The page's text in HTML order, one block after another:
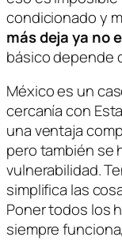
condicionado y
más deja ya no
básico depende
México es un
cercanía con
una ventaja
pero también se
vulnerabilidad.
simplifica las
Poner todos los
siempre